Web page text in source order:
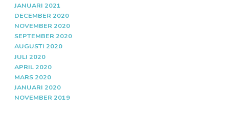
JANUARI 2021
DECEMBER 2020
NOVEMBER 2020
SEPTEMBER 2020
AUGUSTI 2020
JULI 2020
APRIL 2020
MARS 2020
JANUARI 2020
NOVEMBER 2019